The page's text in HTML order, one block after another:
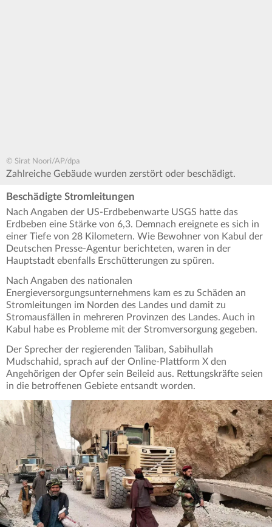
© Sirat Noori/AP/dpa
Zahlreiche Gebäude wurden zerstört oder beschädigt.
Beschädigte Stromleitungen
Nach Angaben der US-Erdbebenwarte USGS hatte das
Erdbeben eine Stärke von 6,3. Demnach ereignete es sich in
einer Tiefe von 28 Kilometern. Wie Bewohner von Kabul der
Deutschen Presse-Agentur berichteten, waren in der
Hauptstadt ebenfalls Erschütterungen zu spüren.
Nach Angaben des nationalen
Energieversorgungsunternehmens kam es zu Schäden an
Stromleitungen im Norden des Landes und damit zu
Stromausfällen in mehreren Provinzen des Landes. Auch in
Kabul habe es Probleme mit der Stromversorgung gegeben.
Der Sprecher der regierenden Taliban, Sabihullah
Mudschahid, sprach auf der Online-Plattform X den
Angehörigen der Opfer sein Beileid aus. Rettungskräfte seien
in die betroffenen Gebiete entsandt worden.